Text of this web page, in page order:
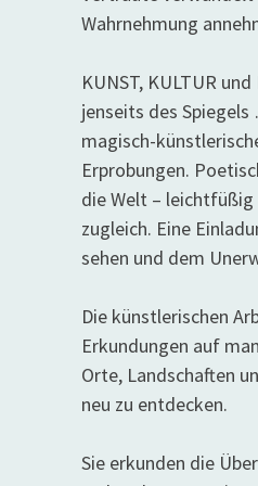
Wahrnehmung
KUNST, KULTUR
jenseits des
magisch-
Erprobungen.
die Welt –
zugleich. Eine
sehen und dem
Die künstlerischen
Erkundungen auf
Orte, Landschaften
neu zu entdecken.
Sie erkunden die